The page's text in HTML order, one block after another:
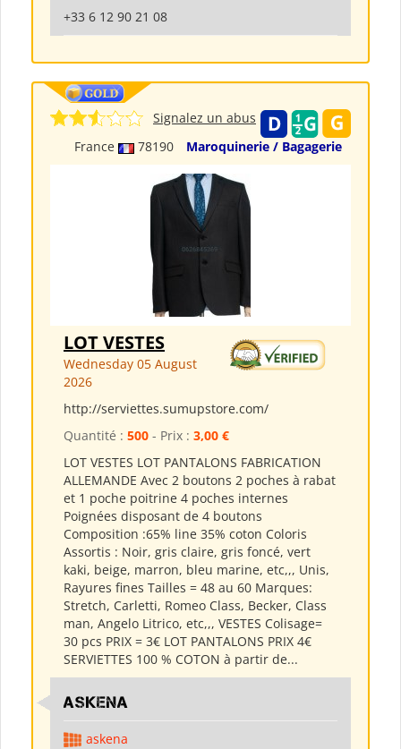
+33 6 12 90 21 08
France 78190 Maroquinerie / Bagagerie
Signalez un abus
LOT VESTES
Wednesday 05 August
2026
http://serviettes.sumupstore.com/
Quantité : 500 - Prix : 3,00 €
LOT VESTES LOT PANTALONS FABRICATION
ALLEMANDE Avec 2 boutons 2 poches à rabat
et 1 poche poitrine 4 poches internes
Poignées disposant de 4 boutons
Composition :65% line 35% coton Coloris
Assortis : Noir, gris claire, gris foncé, vert
kaki, beige, marron, bleu marine, etc,,, Unis,
Rayures fines Tailles = 48 au 60 Marques:
Stretch, Carletti, Romeo Class, Becker, Class
man, Angelo Litrico, etc,,, VESTES Colisage=
30 pcs PRIX = 3€ LOT PANTALONS PRIX 4€
SERVIETTES 100 % COTON à partir de...
ASKENA
askena